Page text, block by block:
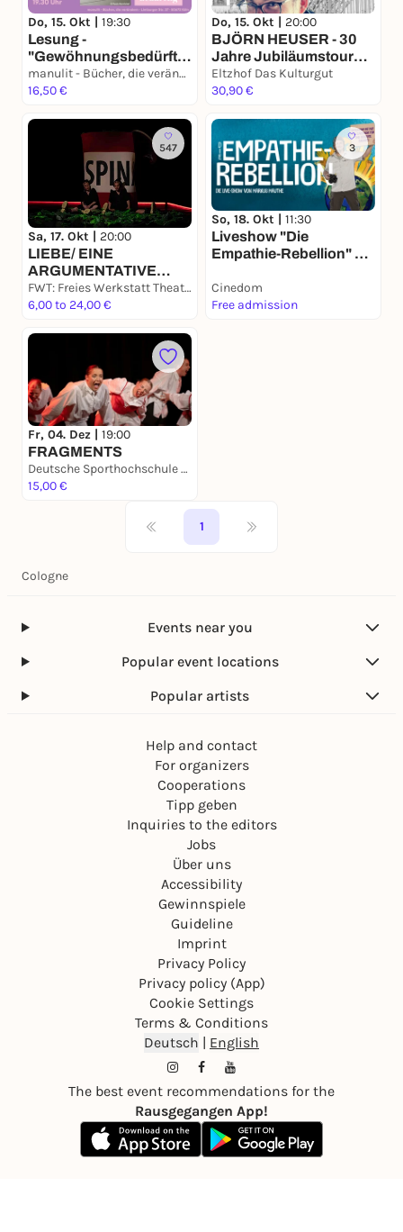
Do, 15. Okt | 19:30
Lesung -
"Gewöhnungsbedürftig
" von Daniela Wilmer
manulit - Bücher, die verändern
16,50 €
Do, 15. Okt | 20:00
BJÖRN HEUSER - 30
Jahre Jubiläumstour
2026
Eltzhof Das Kulturgut
30,90 €
547
Sa, 17. Okt | 20:00
LIEBE/ EINE
ARGUMENTATIVE
ÜBUNG
FWT: Freies Werkstatt Theater Köln
6,00 to 24,00 €
3
So, 18. Okt | 11:30
Liveshow "Die
Empathie-Rebellion" mit
Cinedom
Free admission
Fr, 04. Dez | 19:00
FRAGMENTS
Deutsche Sporthochschule Köln
15,00 €
1
Cologne
Events near you
Popular event locations
Popular artists
Help and contact
For organizers
Cooperations
Tipp geben
Inquiries to the editors
Jobs
Über uns
Accessibility
Gewinnspiele
Guideline
Imprint
Privacy Policy
Privacy policy (App)
Cookie Settings
Terms & Conditions
Deutsch | English
The best event recommendations for the
Rausgegangen App!